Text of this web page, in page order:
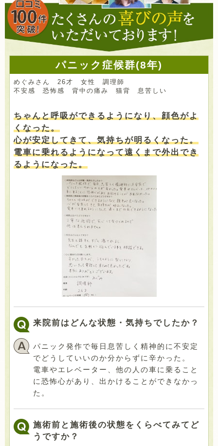
パニック症候群(8年)
めぐみさん 26才 女性 調理師
不安感 恐怖感 背中の痛み 猫背 息苦しい
ちゃんと呼吸ができるようになり、顔色がよ
くなった。
心が安定してきて、気持ちが明るくなった。
電車に乗れるようになって遠くまで外出でき
るようになった。
来院前はどんな状態・気持ちでしたか？
パニック発作で毎日息苦しく精神的に不安定
でどうしていいのか分からずに辛かった。
電車やエレベーター、他の人の車に乗ること
に恐怖心があり、出かけることができなかっ
た。
施術前と施術後の状態をくらべてみてど
うですか？